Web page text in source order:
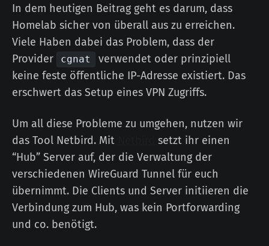
In dem heutigen Beitrag geht es darum, dass
Homelab sicher von überall aus zu erreichen.
Viele Haben dabei das Problem, dass der
Provider
cgnat
verwendet oder prinzipiell
keine feste öffentliche IP-Adresse existiert. Das
erschwert das Setup eines VPN Zugriffs.
Um all diese Probleme zu umgehen, nutzen wir
das Tool Netbird. Mit
setzt ihr einen
“Hub” Server auf, der die Verwaltung der
verschiedenen WireGuard Tunnel für euch
übernimmt. Die Clients und Server initiieren die
Verbindung zum Hub, was kein Portforwarding
und co. benötigt.